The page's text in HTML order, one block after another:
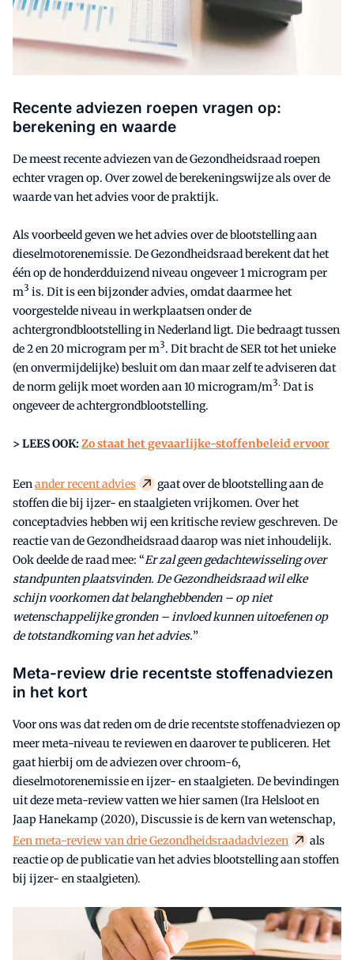
Recente adviezen roepen vragen op:
berekening en waarde
De meest recente adviezen van de Gezondheidsraad roepen
echter vragen op. Over zowel de berekeningswijze als over de
waarde van het advies voor de praktijk.
Als voorbeeld geven we het advies over de blootstelling aan
dieselmotorenemissie. De Gezondheidsraad berekent dat het
één op de honderdduizend niveau ongeveer 1 microgram per
m3 is. Dit is een bijzonder advies, omdat daarmee het
voorgestelde niveau in werkplaatsen onder de
achtergrondblootstelling in Nederland ligt. Die bedraagt tussen
de 2 en 20 microgram per m3. Dit bracht de SER tot het unieke
(en onvermijdelijke) besluit om dan maar zelf te adviseren dat
de norm gelijk moet worden aan 10 microgram/m3. Dat is
ongeveer de achtergrondblootstelling.
> LEES OOK:Zo staat het gevaarlijke-stoffenbeleid ervoor
Eenander recent advies
gaat over de blootstelling aan de
stoffen die bij ijzer- en staalgieten vrijkomen. Over het
conceptadvies hebben wij een kritische review geschreven. De
reactie van de Gezondheidsraad daarop was niet inhoudelijk.
Ook deelde de raad mee: “Er zal geen gedachtewisseling over
standpunten plaatsvinden. De Gezondheidsraad wil elke
schijn voorkomen dat belanghebbenden – op niet
wetenschappelijke gronden – invloed kunnen uitoefenen op
de totstandkoming van het advies.”
Meta-review drie recentste stoffenadviezen
in het kort
Voor ons was dat reden om de drie recentste stoffenadviezen op
meer meta-niveau te reviewen en daarover te publiceren. Het
gaat hierbij om de adviezen over chroom-6,
dieselmotorenemissie en ijzer- en staalgieten. De bevindingen
uit deze meta-review vatten we hier samen (Ira Helsloot en
Jaap Hanekamp (2020), Discussie is de kern van wetenschap,
Een meta-review van drie Gezondheidsraadadviezen
als
reactie op de publicatie van het advies blootstelling aan stoffen
bij ijzer- en staalgieten).